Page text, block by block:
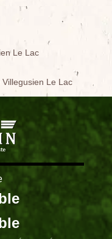
Le Lac
Le Lac